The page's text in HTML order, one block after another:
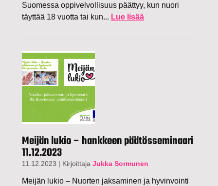
Suomessa oppivelvollisuus päättyy, kun nuori
täyttää 18 vuotta tai kun... Lue lisää
Meijän lukio – hankkeen päätösseminaari
11.12.2023
11.12.2023 | Kirjoittaja Jukka Sormunen
Meijän lukio – Nuorten jaksaminen ja hyvinvointi